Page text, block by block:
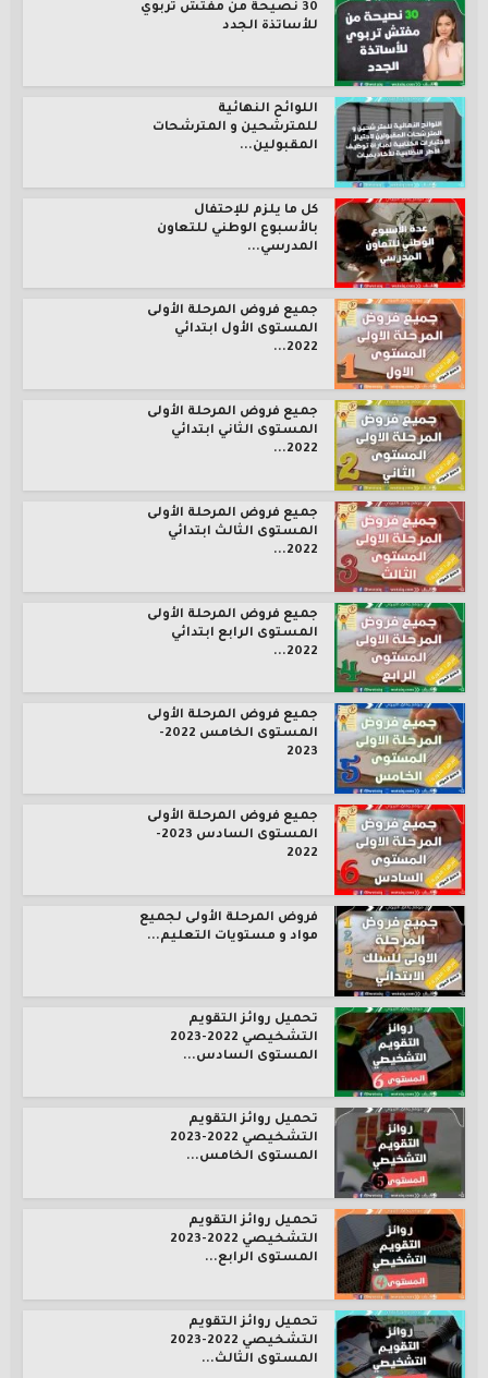
30 نصيحة من مفتش تربوي
للأساتذة الجدد
اللوائح النهائية
للمترشحين و المترشحات
المقبولين...
كل ما يلزم للإحتفال
بالأسبوع الوطني للتعاون
المدرسي...
جميع فروض المرحلة الأولى
المستوى الأول ابتدائي
2022...
جميع فروض المرحلة الأولى
المستوى الثاني ابتدائي
2022...
جميع فروض المرحلة الأولى
المستوى الثالث ابتدائي
2022...
جميع فروض المرحلة الأولى
المستوى الرابع ابتدائي
2022...
جميع فروض المرحلة الأولى
المستوى الخامس 2022-
2023
جميع فروض المرحلة الأولى
المستوى السادس 2023-
2022
فروض المرحلة الأولى لجميع
مواد و مستويات التعليم...
تحميل روائز التقويم
التشخيصي 2022-2023
المستوى السادس...
تحميل روائز التقويم
التشخيصي 2022-2023
المستوى الخامس...
تحميل روائز التقويم
التشخيصي 2022-2023
المستوى الرابع...
تحميل روائز التقويم
التشخيصي 2022-2023
المستوى الثالث...